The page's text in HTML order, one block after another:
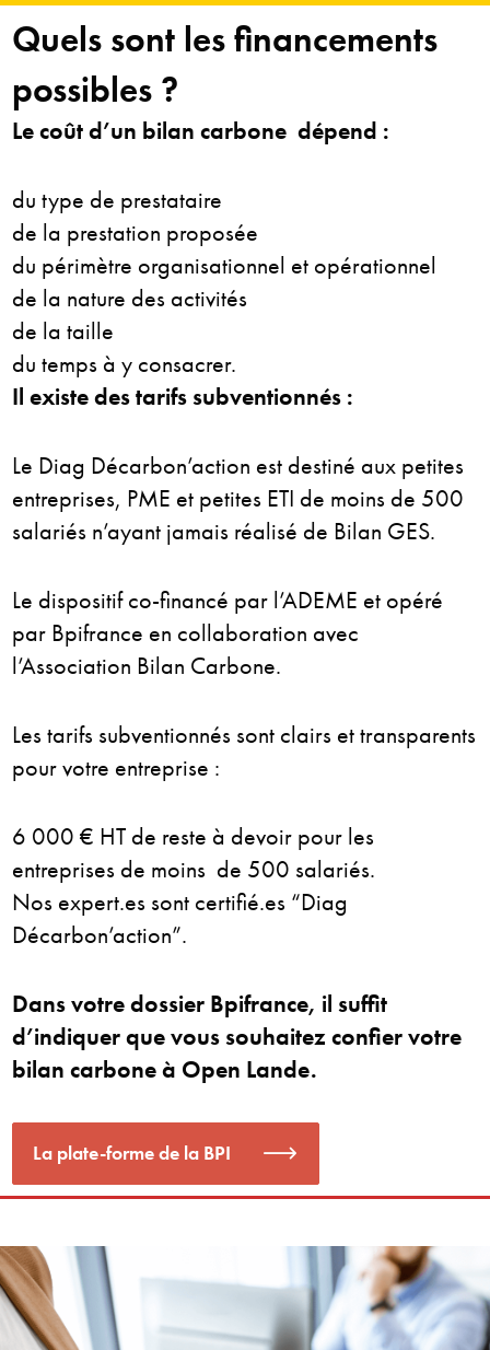
Quels sont les financements
possibles ?
Le coût d’un bilan carbone dépend :
du type de prestataire
de la prestation proposée
du périmètre organisationnel et opérationnel
de la nature des activités
de la taille
du temps à y consacrer.
Il existe des tarifs subventionnés :
Le Diag Décarbon’action est destiné aux petites
entreprises, PME et petites ETI de moins de 500
salariés n’ayant jamais réalisé de Bilan GES.
Le dispositif co-financé par l’ADEME et opéré
par Bpifrance en collaboration avec
l’Association Bilan Carbone.
Les tarifs subventionnés sont clairs et transparents
pour votre entreprise :
6 000 € HT de reste à devoir pour les
entreprises de moins de 500 salariés.
Nos expert.es sont certifié.es “Diag
Décarbon’action”.
Dans votre dossier Bpifrance, il suffit
d’indiquer que vous souhaitez confier votre
bilan carbone à Open Lande.
La plate-forme de la BPI